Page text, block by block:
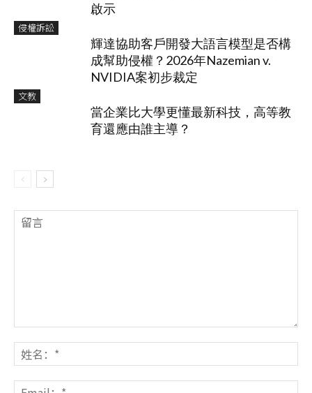
啟示
侵權訴訟
輝達協助客戶開發大語言模型是否構
成幫助侵權？2026年Nazemian v.
NVIDIA案初步裁定
文教
當企業比大學更懂最新科技，高等教
育還應由誰主導？